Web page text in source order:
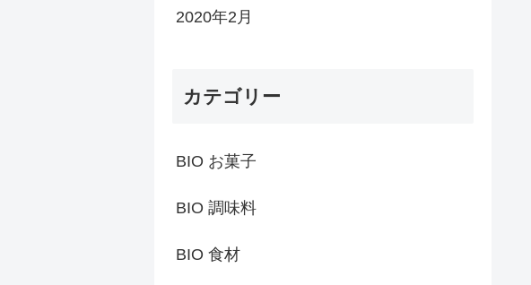
2020年2月
カテゴリー
BIO お菓子
BIO 調味料
BIO 食材